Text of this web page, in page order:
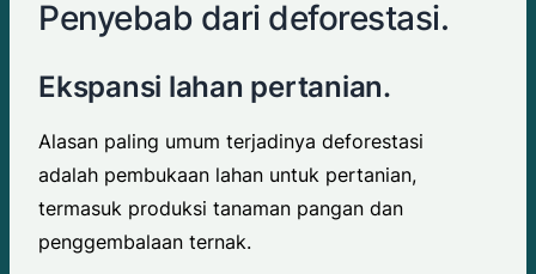
Penyebab dari deforestasi.
Ekspansi lahan pertanian.
Alasan paling umum terjadinya deforestasi
adalah pembukaan lahan untuk pertanian,
termasuk produksi tanaman pangan dan
penggembalaan ternak.